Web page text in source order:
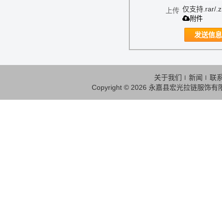
上传 仅支持.rar/
附件
发送信息
关于我们 新闻
联
Copyright © 2026 永嘉县宏光拉链服饰有